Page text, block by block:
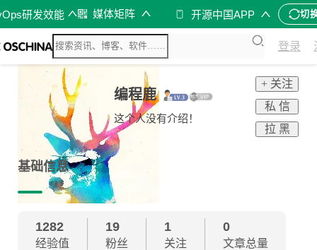
研发效能 媒体矩阵 开源中国APP 切
登录
编程鹿
这个人没有介绍！
+ 关注
私 信
拉 黑
基础信息
1282
经验值
19
粉丝
1
关注
0
文章总量